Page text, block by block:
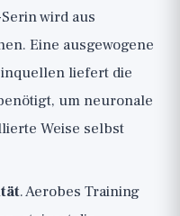
wird aus
Eine ausgewogene
liefert die
um neuronale
Weise selbst
. Aerobes Training